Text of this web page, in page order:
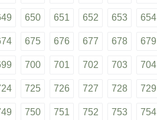
650 651 652 653 654
675 676 677 678 679
700 701 702 703 704
725 726 727 728 729
750 751 752 753 754